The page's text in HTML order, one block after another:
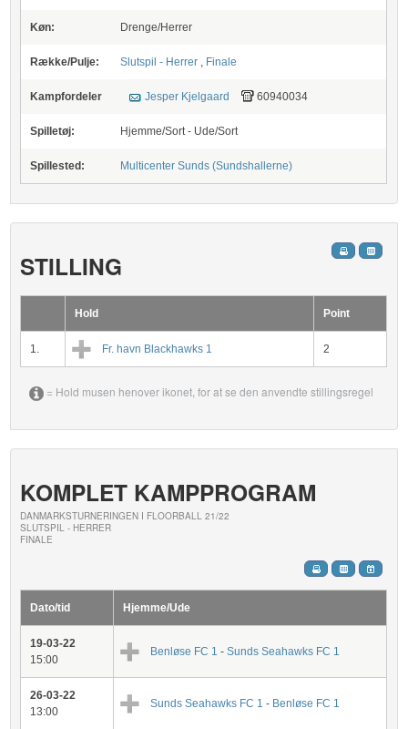
Køn: Drenge/Herrer
Række/Pulje: Slutspil - Herrer , Finale
Kampfordeler Jesper Kjelgaard 60940034
Spilletøj: Hjemme/Sort - Ude/Sort
Spillested: Multicenter Sunds (Sundshallerne)
STILLING
Hold Point
1. Fr. havn Blackhawks 1 2
= Hold musen henover ikonet, for at se den anvendte stillingsregel
KOMPLET KAMPPROGRAM
DANMARKSTURNERINGEN I FLOORBALL 21/22
SLUTSPIL - HERRER
FINALE
Dato/tid Hjemme/Ude
19-03-22
15:00
Benløse FC 1 -Sunds Seahawks FC 1
26-03-22
13:00
Sunds Seahawks FC 1 - Benløse FC 1